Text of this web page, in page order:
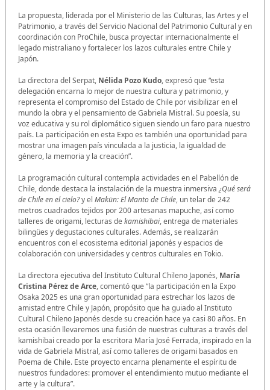
La propuesta, liderada por el Ministerio de las Culturas, las Artes y el
Patrimonio, a través del Servicio Nacional del Patrimonio Cultural y en
coordinación con ProChile, busca proyectar internacionalmente el
legado mistraliano y fortalecer los lazos culturales entre Chile y
Japón.
La directora del Serpat, Nélida Pozo Kudo, expresó que “esta
delegación encarna lo mejor de nuestra cultura y patrimonio, y
representa el compromiso del Estado de Chile por visibilizar en el
mundo la obra y el pensamiento de Gabriela Mistral. Su poesía, su
voz educativa y su rol diplomático siguen siendo un faro para nuestro
país. La participación en esta Expo es también una oportunidad para
mostrar una imagen país vinculada a la justicia, la igualdad de
género, la memoria y la creación”.
La programación cultural contempla actividades en el Pabellón de
Chile, donde destaca la instalación de la muestra inmersiva ¿Qué será
de Chile en el cielo?y el Makün: El Manto de Chile, un telar de 242
metros cuadrados tejidos por 200 artesanas mapuche, así como
talleres de origami, lecturas dekamishibai, entrega de materiales
bilingües y degustaciones culturales. Además, se realizarán
encuentros con el ecosistema editorial japonés y espacios de
colaboración con universidades y centros culturales en Tokio.
La directora ejecutiva del Instituto Cultural Chileno Japonés, María
Cristina Pérez de Arce, comentó que “la participación en la Expo
Osaka 2025 es una gran oportunidad para estrechar los lazos de
amistad entre Chile y Japón, propósito que ha guiado al Instituto
Cultural Chileno Japonés desde su creación hace ya casi 80 años. En
esta ocasión llevaremos una fusión de nuestras culturas a través del
kamishibai creado por la escritora María José Ferrada, inspirado en la
vida de Gabriela Mistral, así como talleres de origami basados en
Poema de Chile. Este proyecto encarna plenamente el espíritu de
nuestros fundadores: promover el entendimiento mutuo mediante el
arte y la cultura”.